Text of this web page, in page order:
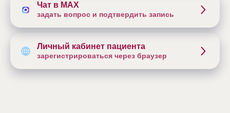
Чат в MAX
задать вопрос и подтвердить запись
Личный кабинет пациента
зарегистрироваться через браузер